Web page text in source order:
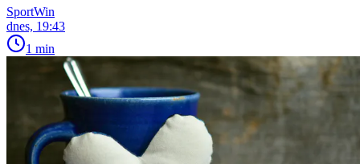
SportWin
dnes, 19:43
1 min